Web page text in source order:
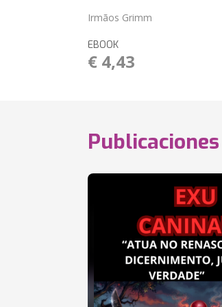
Irmãos Grimm
EBOOK
€ 4,43